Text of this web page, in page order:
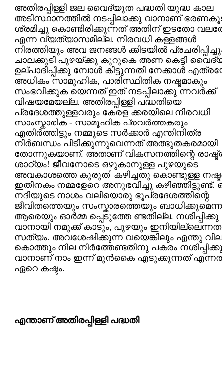
അതിരപ്പിള്ളി ജല വൈദ്യുത പദ്ധതി യുദ്ധ കാല
അടിസ്ഥാനത്തില്‍ നടപ്പിലാക്കു വാനാണ്
ശ്രമിച്ചു കൊണ്ടിരിക്കുന്നത് അതിന് ഇടതോ
എന്ന വ്യത്യാസമില്ല. നിരവധി കള്ളങ്ങള്‍
നിരത്തിയും അവ ജനങ്ങള്‍ ക്കിടയില്‍
ചാലക്കുടി പുഴയ്ക്കു കുറുകെ അണ കെട്ടി
ഉല്പാദിപ്പിക്കു മ്പോള്‍ കിട്ടുന്നതി നേക്കാള്‍
അധികം സാമൂഹിക, പാരിസ്ഥിതിക നഷ്ടമാകും
സംഭവിക്കുക യെന്നത് ഇത് നടപ്പിലാക്കു ന്നവര്‍ക്ക്
വിഷയമേയല്ല. അതിരപ്പിള്ളി പദ്ധതിയെ
പ്രദേശത്തുള്ളവരും കേരള ക്കരയിലെ നിരവധി
സാംസ്കാരിക - സാമൂഹിക പ്രവര്‍ത്തകരും
എതിര്‍ത്തിട്ടും നമ്മുടെ സര്‍ക്കാര്‍ എന്തിനിത്ര
നിര്‍ബന്ധം പിടിക്കുന്നുവെന്നത് അത്ഭുതകരമായി
തോന്നുകയാണ്. അതാണ് വികസനത്തിന്റെ
ശാഠ്യം! ജീവനോടെ ഒഴുകാനുള്ള പുഴയുടെ
അവകാശത്തെ കുരുതി കഴിച്ചതു കൊണ്ടുള്ള
ഇതിനകം നമ്മളേറെ അനുഭവിച്ചു കഴിഞ്ഞിട്ടുണ്ട്.
നദിയുടെ നാശം വലിയൊരു ഭൂപ്രദേശത്തിന്റെ
ജീവിതത്തെയും സംസ്കാരത്തെയും
ആരെയും ഓര്‍മ്മ പ്പെടുത്തേ ണ്ടതില്ല. നശിപ്പിക്കു
വാനായി നമുക്ക് കാടും, പുഴയും
സത്യം. അവശേഷിക്കുന്ന വയെങ്കിലും എന്തു വില
കൊത്തും നില നിര്‍ത്തേണ്ടതിനു പകരം നശിപ്പിക്കു
വാനാണ് നാം ഇന്ന് മുന്‍കൈ എടുക്കുന്നത്
ഏറെ കഷ്ടം.
എന്താണ് അതിരപ്പിള്ളി പദ്ധതി